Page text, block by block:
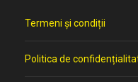
Termeni și condiții
Politica de